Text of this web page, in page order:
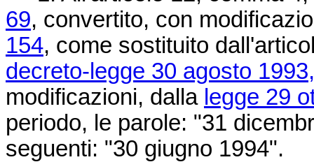
69, convertito, con
154, come sostituito
decreto-legge 30 agosto
modificazioni, dalla legge 29
periodo, le parole: "31
seguenti: "30 giugno 1994".